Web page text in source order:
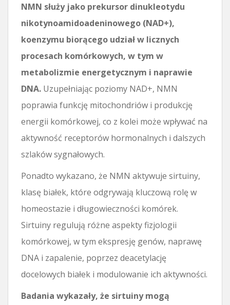
NMN służy jako prekursor dinukleotydu
nikotynoamidoadeninowego (NAD+),
koenzymu biorącego udział w licznych
procesach komórkowych, w tym w
metabolizmie energetycznym i naprawie
DNA. Uzupełniając poziomy NAD+, NMN
poprawia funkcję mitochondriów i produkcję
energii komórkowej, co z kolei może wpływać na
aktywność receptorów hormonalnych i dalszych
szlaków sygnałowych.
Ponadto wykazano, że NMN aktywuje sirtuiny,
klasę białek, które odgrywają kluczową rolę w
homeostazie i długowieczności komórek.
Sirtuiny regulują różne aspekty fizjologii
komórkowej, w tym ekspresję genów, naprawę
DNA i zapalenie, poprzez deacetylację
docelowych białek i modulowanie ich aktywności.
Badania wykazały, że sirtuiny mogą